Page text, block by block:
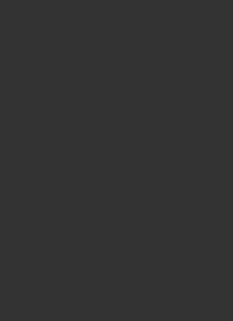
ニー